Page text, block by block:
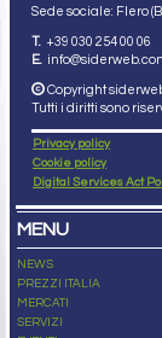
Sede sociale: Flero
T. +39 030 254 00 06
E.
Copyright
Tutti i diritti sono
Privacy policy
Cookie policy
Digital Services Act
MENU
NEWS
PREZZI ITALIA
MERCATI
SERVIZI